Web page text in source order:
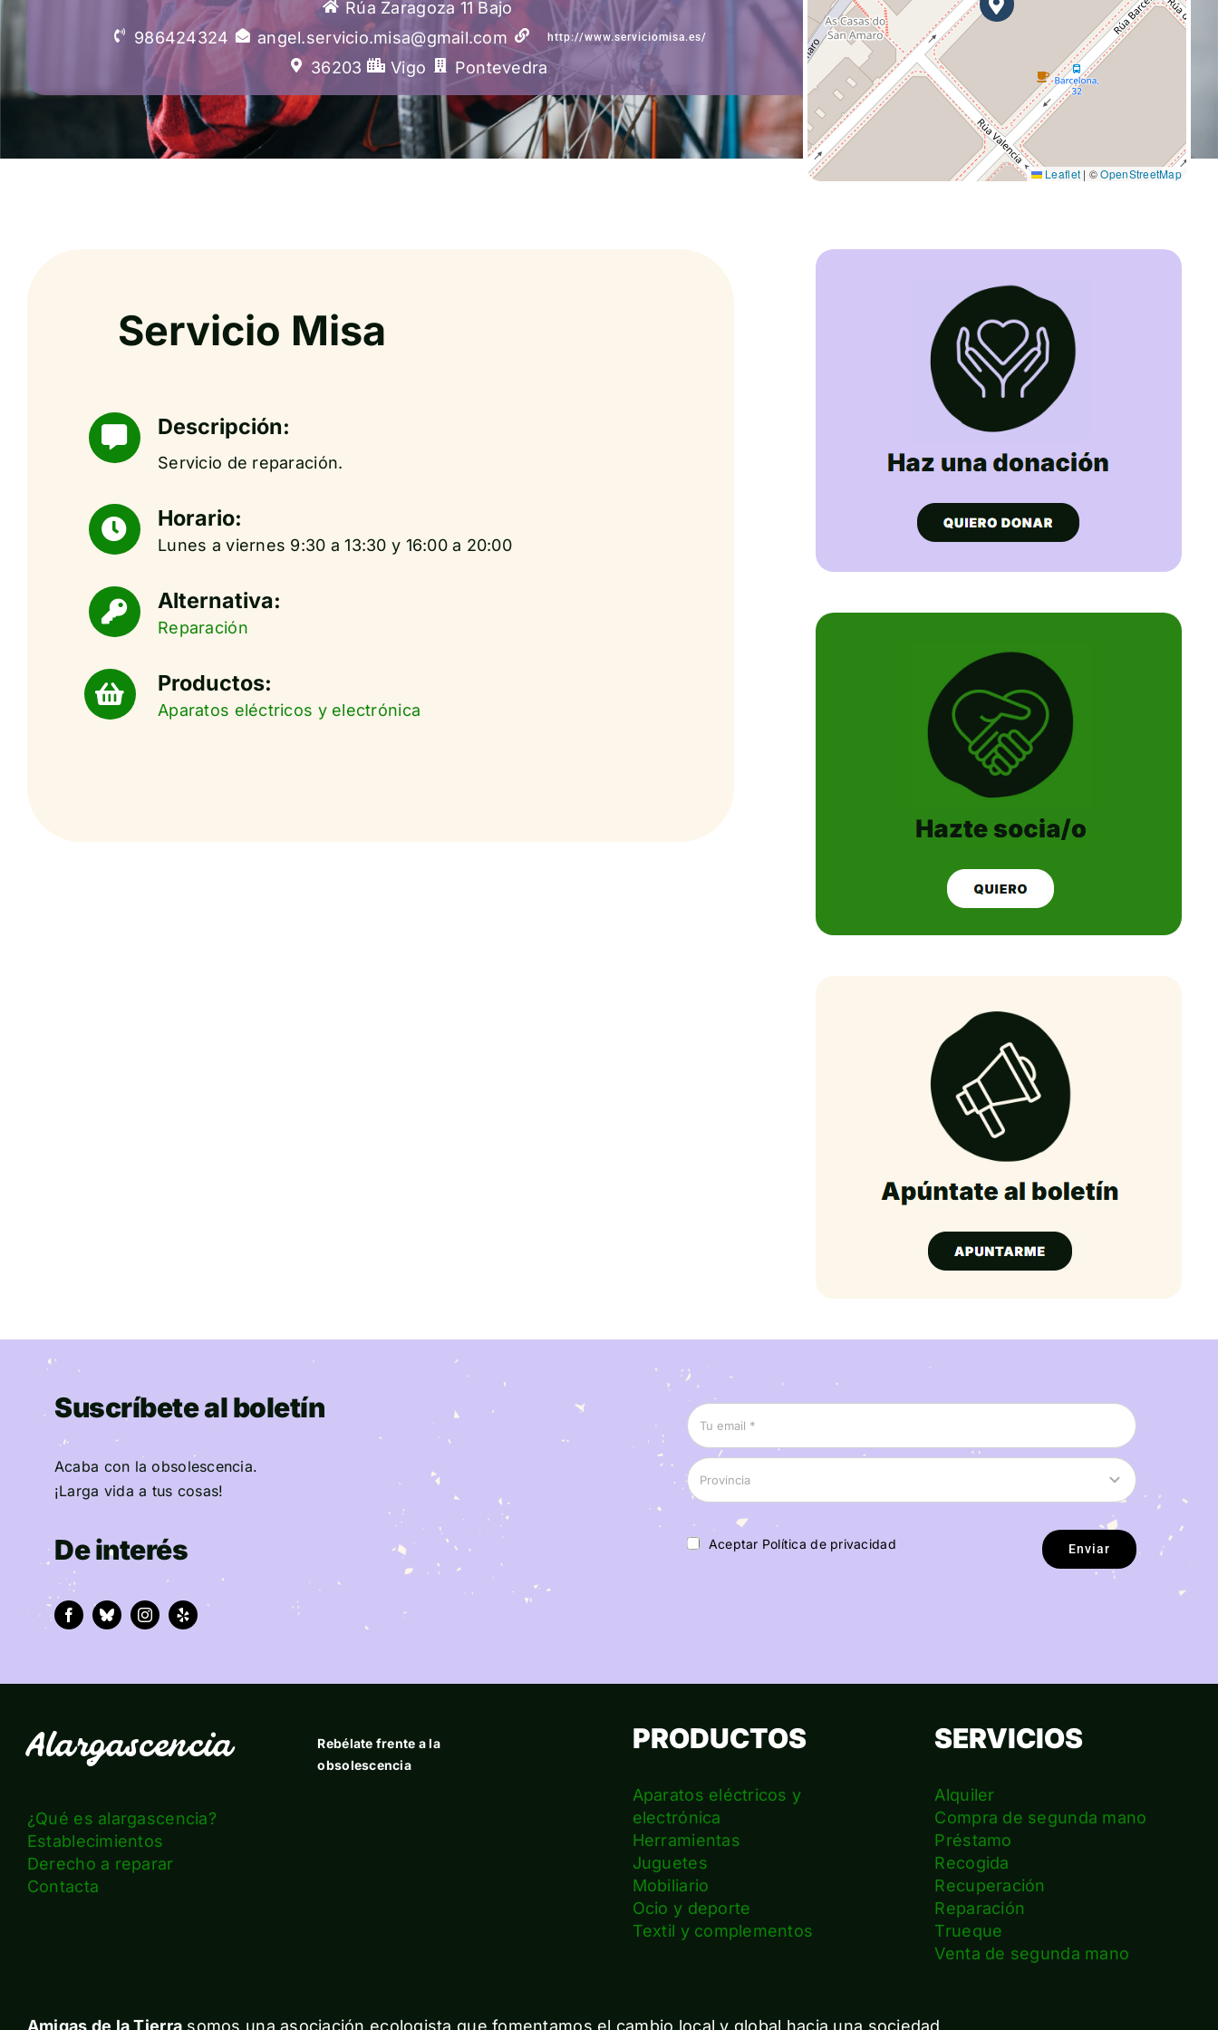
Rúa Zaragoza 11 Bajo
986424324
angel.servicio.misa@gmail.com http://www.serviciomisa.es/
36203 Vigo Pontevedra
Leaflet | ©OpenStreetMap
Servicio Misa
Descripción:
Servicio de reparación.
Horario:
Lunes a viernes 9:30 a 13:30 y 16:00 a 20:00
Alternativa:
Reparación
Productos:
Aparatos eléctricos y electrónica
Suscríbete al boletín
Acaba con la obsolescencia.
¡Larga vida a tus cosas!
De interés Aceptar Política de privacidad Enviar
Alargascencia
Rebélate frente a la
obsolescencia
¿Qué es alargascencia?
Establecimientos
Derecho a reparar
Contacta
PRODUCTOS
Aparatos eléctricos y
electrónica
Herramientas
Juguetes
Mobiliario
Ocio y deporte
Textil y complementos
SERVICIOS
Alquiler
Compra de segunda mano
Préstamo
Recogida
Recuperación
Reparación
Trueque
Venta de segunda mano
Amigas de la Tierra somos una asociación ecologista que fomentamos el cambio local y global hacia una sociedad